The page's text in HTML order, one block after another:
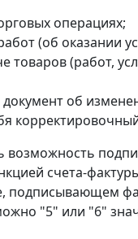
операциях;
(об оказании
товаров (работ,
об
корректировочный
возможность
счета-
подписывающем
"5" или "6"